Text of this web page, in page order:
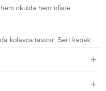
okulda hem ofiste
kolayca taşınır. Sert kapak
rahatça çevirmenizi ve